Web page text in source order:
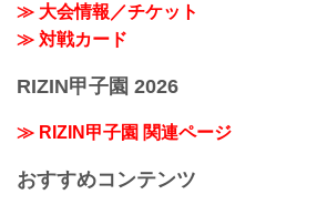
≫ 大会情報／チケット
≫ 対戦カード
RIZIN甲子園 2026
≫ RIZIN甲子園 関連ページ
おすすめコンテンツ